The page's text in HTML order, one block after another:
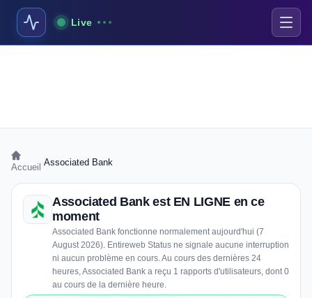
Live
Accueil Associated Bank
Associated Bank est EN LIGNE en ce
moment
Associated Bank fonctionne normalement aujourd'hui (7
August 2026). Entireweb Status ne signale aucune interruption
ni aucun problème en cours. Au cours des dernières 24
heures, Associated Bank a reçu 1 rapports d'utilisateurs, dont 0
au cours de la dernière heure.